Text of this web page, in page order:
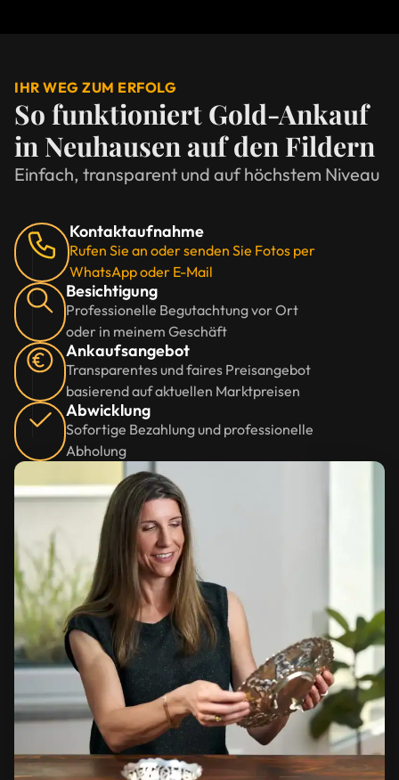
IHR WEG ZUM ERFOLG
So funktioniert Gold-Ankauf
in Neuhausen auf den Fildern
Einfach, transparent und auf höchstem Niveau
Kontaktaufnahme
Rufen Sie an oder senden Sie Fotos per
WhatsApp oder E-Mail
Besichtigung
Professionelle Begutachtung vor Ort
oder in meinem Geschäft
Ankaufsangebot
Transparentes und faires Preisangebot
basierend auf aktuellen Marktpreisen
Abwicklung
Sofortige Bezahlung und professionelle
Abholung